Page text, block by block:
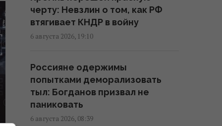
16:18 пятница, 07 августа 2026
импортировать
электроэнергию зимой, –
Центр Разумкова
16:04 пятница, 07 августа 2026
черту: Невзлин о том, как РФ
втягивает КНДР в войну
6 августа 2026, 19:10
Россияне одержимы
попытками деморализовать
тыл: Богданов призвал не
паниковать
6 августа 2026, 08:39